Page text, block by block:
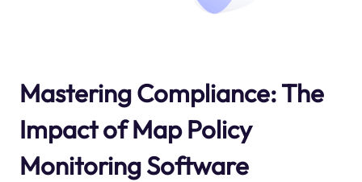
Mastering Compliance: The
Impact of Map Policy
Monitoring Software